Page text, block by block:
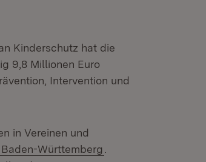
Kinderschutz hat die
9,8 Millionen Euro
Intervention und
in Vereinen und
Württemberg